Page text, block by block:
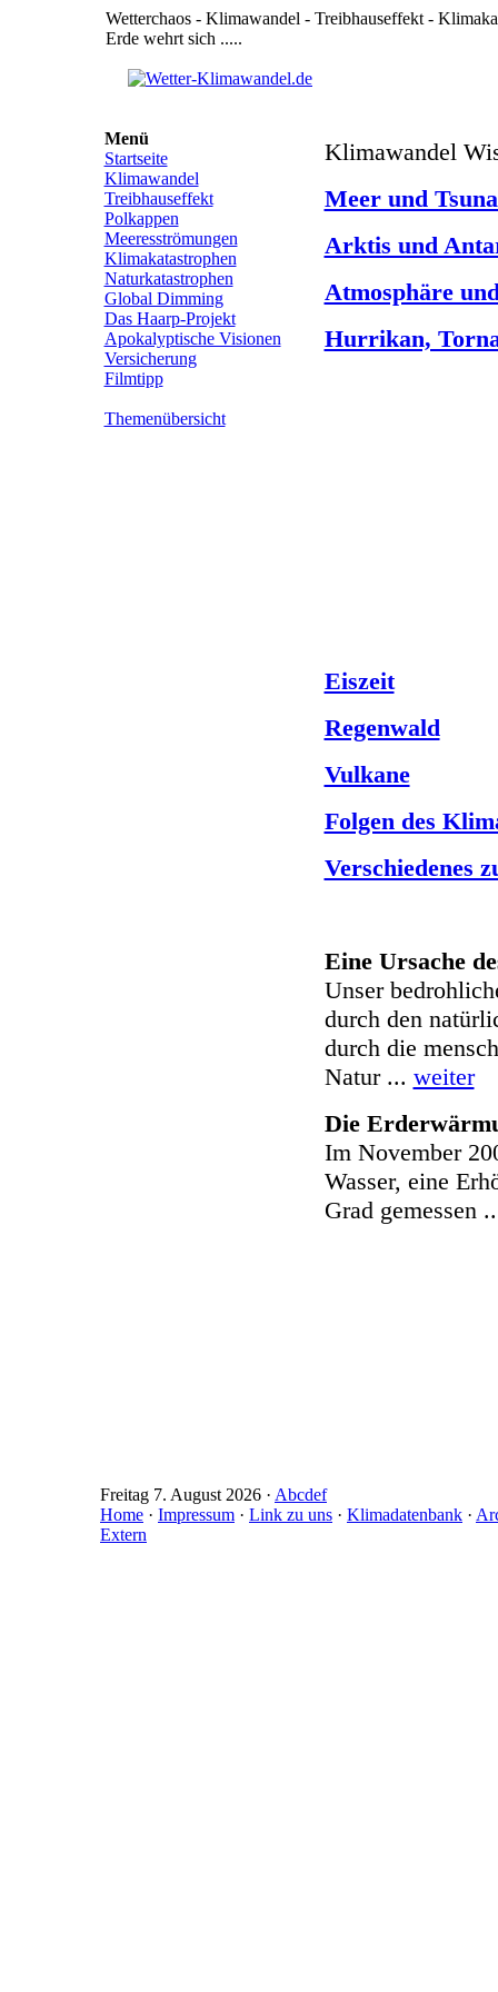
Wetterchaos - Klimawandel - Treibhauseffekt -
Erde wehrt sich .....
Menü
Startseite
Klimawandel
Treibhauseffekt
Polkappen
Meeresströmungen
Klimakatastrophen
Naturkatastrophen
Global Dimming
Das Haarp-Projekt
Apokalyptische Visionen
Versicherung
Filmtipp
Themenübersicht
Klimawandel
Meer und
Arktis und
Atmosphäre
Hurrikan,
Eiszeit
Regenwald
Vulkane
Folgen des
Verschiedenes
Eine Ursache
Unser
durch den
durch die
Natur ... weiter
Die
Im November
Wasser, eine
Grad gemessen
Freitag 7. August 2026 · Abcdef
Home · Impressum · Link zu uns · Klimadatenbank ·
Extern